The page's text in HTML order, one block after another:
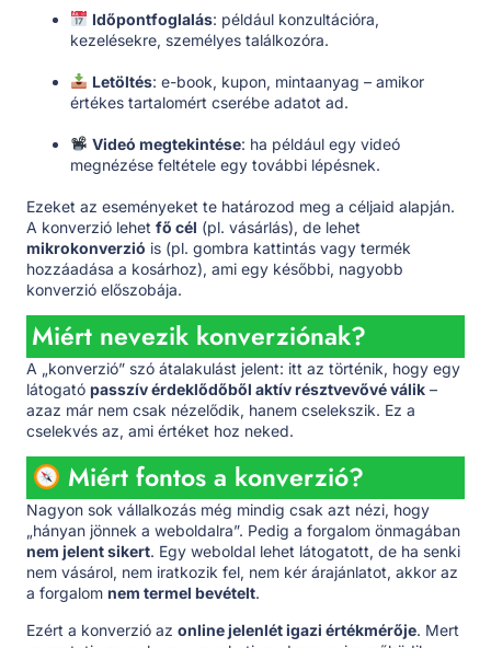
Időpontfoglalás: például konzultációra,
kezelésekre, személyes találkozóra.
Letöltés: e-book, kupon, mintaanyag – amikor
értékes tartalomért cserébe adatot ad.
Videó megtekintése: ha például egy videó
megnézése feltétele egy további lépésnek.
Ezeket az eseményeket te határozod meg a céljaid alapján.
A konverzió lehet fő cél (pl. vásárlás), de lehet
mikrokonverzió is (pl. gombra kattintás vagy termék
hozzáadása a kosárhoz), ami egy későbbi, nagyobb
konverzió előszobája.
Miért nevezik konverziónak?
A „konverzió” szó átalakulást jelent: itt az történik, hogy egy
látogató passzív érdeklődőből aktív résztvevővé válik –
azaz már nem csak nézelődik, hanem cselekszik. Ez a
cselekvés az, ami értéket hoz neked.
Miért fontos a konverzió?
Nagyon sok vállalkozás még mindig csak azt nézi, hogy
„hányan jönnek a weboldalra”. Pedig a forgalom önmagában
nem jelent sikert. Egy weboldal lehet látogatott, de ha senki
nem vásárol, nem iratkozik fel, nem kér árajánlatot, akkor az
a forgalom nem termel bevételt.
Ezért a konverzió az online jelenlét igazi értékmérője. Mert